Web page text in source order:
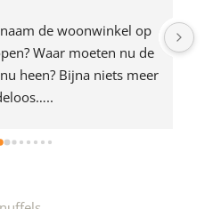
de woonwinkel op
Waar moeten nu de
heen? Bijna niets meer